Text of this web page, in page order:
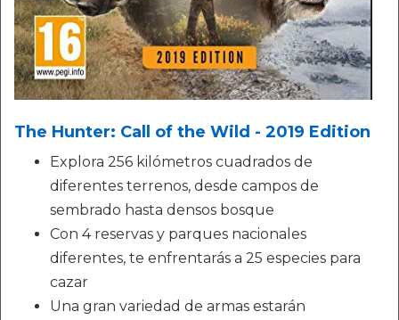
The Hunter: Call of the Wild - 2019 Edition
Explora 256 kilómetros cuadrados de
diferentes terrenos, desde campos de
sembrado hasta densos bosque
Con 4 reservas y parques nacionales
diferentes, te enfrentarás a 25 especies para
cazar
Una gran variedad de armas estarán